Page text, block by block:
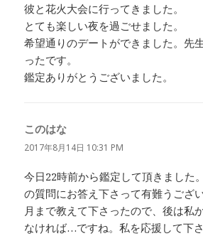
彼と花火大会に行ってきました。
とても楽しい夜を過ごせました。
希望通りのデートができました。先
ったです。
鑑定ありがとうございました。
このはな
り:
2017年8月14日 10:31 PM
今日22時前から鑑定して頂きました
の質問にお答え下さって有難うござ
月まで教えて下さったので、後は私
なければ…ですね。私を応援して下